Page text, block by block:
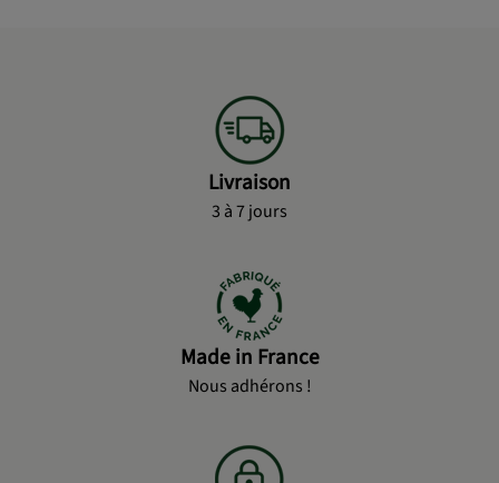
Livraison
3 à 7 jours
Made in France
Nous adhérons !